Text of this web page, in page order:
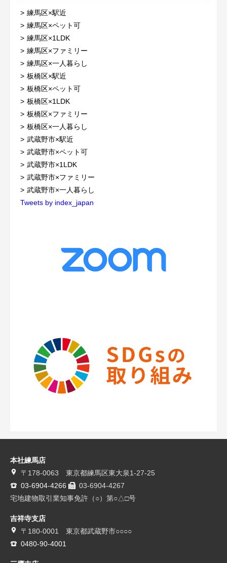
練馬区×駅近
練馬区×ペット可
練馬区×1LDK
練馬区×ファミリー
練馬区×一人暮らし
板橋区×駅近
板橋区×ペット可
板橋区×1LDK
板橋区×ファミリー
板橋区×一人暮らし
武蔵野市×駅近
武蔵野市×ペット可
武蔵野市×1LDK
武蔵野市×ファミリー
武蔵野市×一人暮らし
Tweets by index_japan
本社練馬店
〒178-0063 東京都練馬区東大泉1-27-25
03-6904-4266
03-6904-4267
宅地建物取引業知事免許（○）第○△□号
吉祥寺支店
〒180-0001 東京都武蔵野市○○○○
0480-90-4001